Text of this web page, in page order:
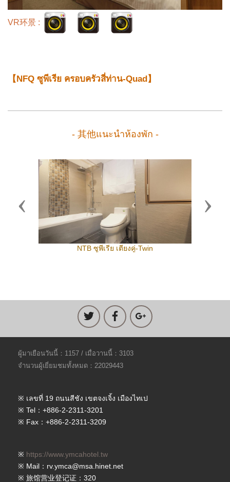
VR环景 :
【NFQ ซูพีเรีย ครอบครัวสี่ท่าน-Quad】
- 其他แนะนำห้องพัก -
NTB ซูพีเรีย เตียงคู่-Twin
Previous Next
ผู้มาเยือนวันนี้：1157 / เมื่อวานนี้：3103
จำนวนผู้เยี่ยมชมทั้งหมด：22029443
※ เลขที่ 19 ถนนสีชัง เขตจงเจิ้ง เมืองไทเป
※ Tel：+886-2-2311-3201
※ Fax：+886-2-2311-3209
※ https://www.ymcahotel.tw
※ Mail：rv.ymca@msa.hinet.net
※ 旅馆营业登记证：320